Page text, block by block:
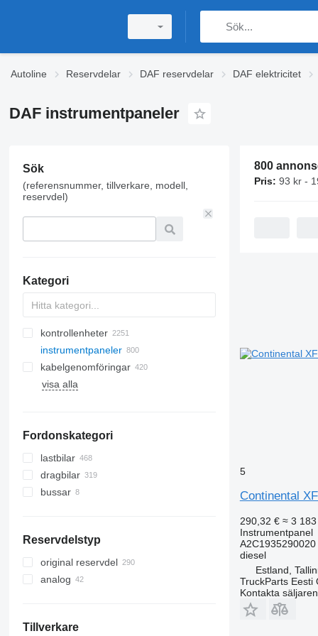
Autoline Reservdelar DAF reservdelar DAF elektricitet
DAF instrumentpaneler
Sök
(referensnummer, tillverkare, modell,
reservdel)
Kategori
kontrollenheter
instrumentpaneler
kabelgenomföringar
visa alla
Fordonskategori
lastbilar
dragbilar
bussar
Reservdelstyp
original reservdel
analog
Tillverkare
800
Pris: 93 kr -
5
Continental
290,32 € ≈ 3
Instrumentpanel
diesel
Estland,
TruckParts Eesti
Kontakta säljaren